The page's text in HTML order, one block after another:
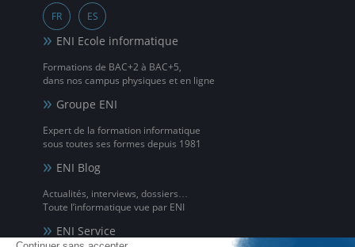
FR ES
ENI Ecole informatique
Formations de BAC+2 à BAC+5,
dans nos campus physiques et en ligne
Groupe ENI
Expert de la formation informatique
sous toutes ses formes depuis 1981
ENI Blog
Actualités, interviews, dossiers…
Toute l’informatique vue par ENI
ENI Service